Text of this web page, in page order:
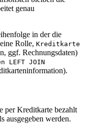
genau
in der die
Rolle, Kreditkarte
ggf. Rechnungsdaten)
LEFT JOIN
per Kreditkarte bezahlt
ausgegeben werden.